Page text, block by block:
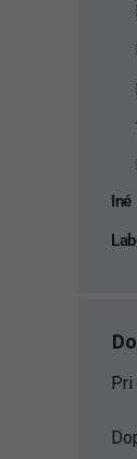
Iné
Pri